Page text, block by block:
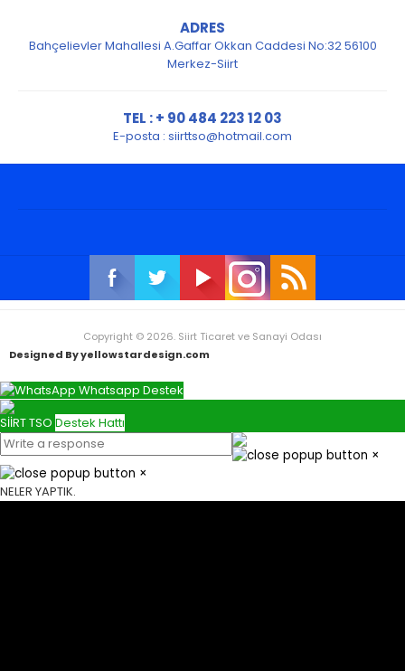
ADRES
Bahçelievler Mahallesi A.Gaffar Okkan Caddesi No:32 56100
Merkez-Siirt
TEL : + 90 484 223 12 03
E-posta : siirttso@hotmail.com
Copyright © 2026. Siirt Ticaret ve Sanayi Odası
Designed By yellowstardesign.com
Whatsapp Destek
SİİRT TSO Destek Hattı
×
×
NELER YAPTIK.